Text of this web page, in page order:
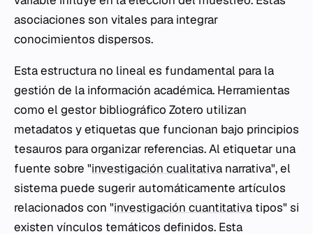
asociaciones son vitales para integrar
conocimientos dispersos.
Esta estructura no lineal es fundamental para la
gestión de la información académica. Herramientas
como el gestor bibliográfico Zotero utilizan
metadatos y etiquetas que funcionan bajo principios
tesauros para organizar referencias. Al etiquetar una
fuente sobre "investigación cualitativa narrativa", el
sistema puede sugerir automáticamente artículos
relacionados con "investigación cuantitativa tipos" si
existen vínculos temáticos definidos. Esta